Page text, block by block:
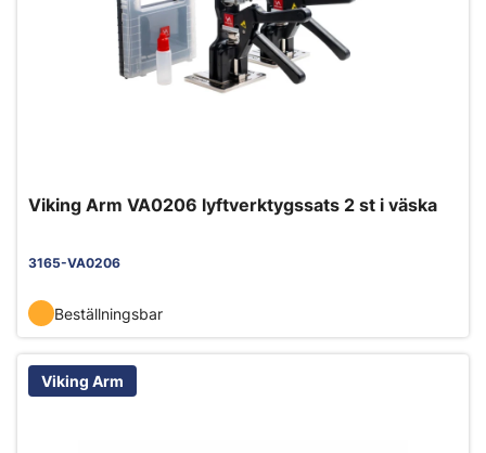
Viking Arm VA0206 lyftverktygssats 2 st i väska
3165-VA0206
Beställningsbar
Viking Arm